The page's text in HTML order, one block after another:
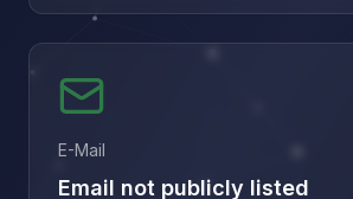
E-Mail
Email not publicly listed